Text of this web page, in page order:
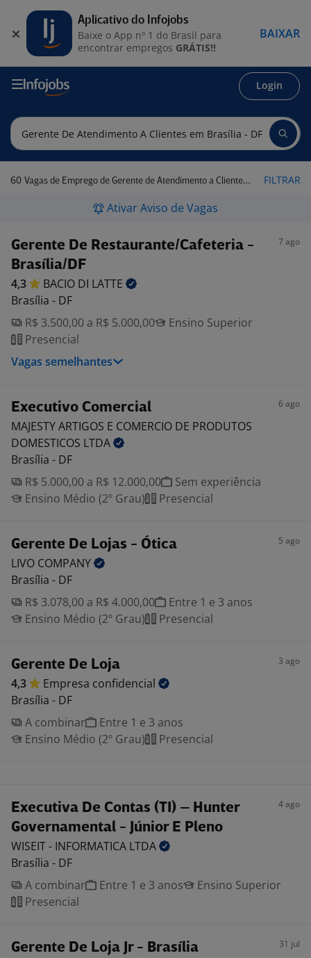
Login
60 Vagas de Emprego de Gerente de Atendimento a Clientes em Brasília - DF FILTRAR
Ativar Aviso de Vagas
Gerente De Restaurante/Cafeteria -
Brasília/DF
7 ago
4,3 BACIO DI LATTE
Brasília - DF
R$ 3.500,00 a R$ 5.000,00
Ensino Superior
Presencial
Vagas semelhantes
Executivo Comercial 6 ago
MAJESTY ARTIGOS E COMERCIO DE PRODUTOS
DOMESTICOS LTDA
Brasília - DF
R$ 5.000,00 a R$ 12.000,00
Sem experiência
Ensino Médio (2º Grau)
Presencial
Gerente De Lojas - Ótica 5 ago
LIVO COMPANY
Brasília - DF
R$ 3.078,00 a R$ 4.000,00
Entre 1 e 3 anos
Ensino Médio (2º Grau)
Presencial
Gerente De Loja 3 ago
4,3 Empresa confidencial
Brasília - DF
A combinar
Entre 1 e 3 anos
Ensino Médio (2º Grau)
Presencial
Executiva De Contas (TI) – Hunter
Governamental - Júnior E Pleno
4 ago
WISEIT - INFORMATICA LTDA
Brasília - DF
A combinar
Entre 1 e 3 anos
Ensino Superior
Presencial
Gerente De Loja Jr - Brasília 31 jul
Aplicativo do Infojobs
Baixe o App nº 1 do Brasil para
encontrar empregos GRÁTIS!!
BAIXAR